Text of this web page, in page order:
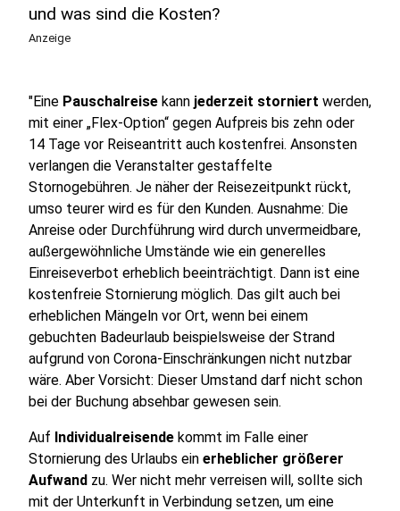
und was sind die Kosten?
Anzeige
"Eine Pauschalreise kann jederzeit storniert werden,
mit einer „Flex-Option“ gegen Aufpreis bis zehn oder
14 Tage vor Reiseantritt auch kostenfrei. Ansonsten
verlangen die Veranstalter gestaffelte
Stornogebühren. Je näher der Reisezeitpunkt rückt,
umso teurer wird es für den Kunden. Ausnahme: Die
Anreise oder Durchführung wird durch unvermeidbare,
außergewöhnliche Umstände wie ein generelles
Einreiseverbot erheblich beeinträchtigt. Dann ist eine
kostenfreie Stornierung möglich. Das gilt auch bei
erheblichen Mängeln vor Ort, wenn bei einem
gebuchten Badeurlaub beispielsweise der Strand
aufgrund von Corona-Einschränkungen nicht nutzbar
wäre. Aber Vorsicht: Dieser Umstand darf nicht schon
bei der Buchung absehbar gewesen sein.
Auf Individualreisende kommt im Falle einer
Stornierung des Urlaubs ein erheblicher größerer
Aufwand zu. Wer nicht mehr verreisen will, sollte sich
mit der Unterkunft in Verbindung setzen, um eine